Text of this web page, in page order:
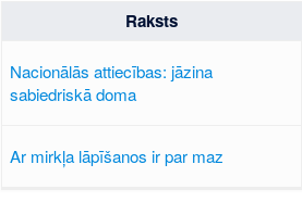
Raksts
Nacionālās attiecības: jāzina
sabiedriskā doma
Ar mirkļa lāpīšanos ir par maz